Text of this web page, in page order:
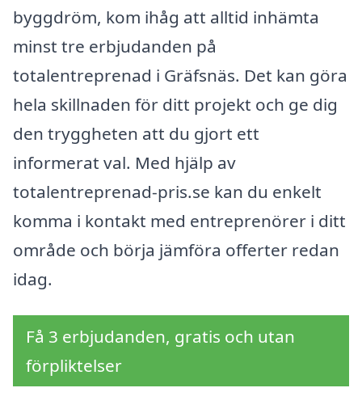
byggdröm, kom ihåg att alltid inhämta
minst tre erbjudanden på
totalentreprenad i Gräfsnäs. Det kan göra
hela skillnaden för ditt projekt och ge dig
den tryggheten att du gjort ett
informerat val. Med hjälp av
totalentreprenad-pris.se kan du enkelt
komma i kontakt med entreprenörer i ditt
område och börja jämföra offerter redan
idag.
Få 3 erbjudanden, gratis och utan
förpliktelser